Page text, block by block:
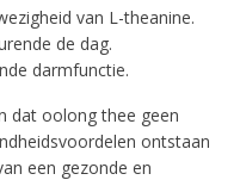
van L-theanine.
de dag.
darmfunctie.
dat oolong thee geen
ontstaan
een gezonde en